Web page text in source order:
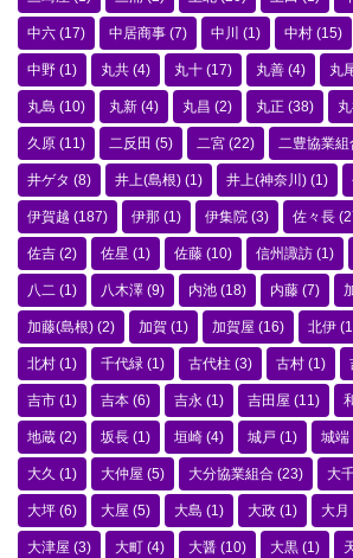
中六 (17) 中居商事 (7) 中川 (1) 中村 (15)
中野 (1) 丸共 (4) 丸十 (17) 丸善 (4) 丸
丸島 (10) 丸新 (4) 丸昌 (2) 丸正 (38)
久原 (11) 二反田 (5) 二宮 (22) 二豊協業組
井ゲタ (8) 井上(島根) (1) 井上(神奈川) (1)
伊賀越 (187) 伊那 (1) 伊集院 (3) 佐々長
佐吉 (2) 佐星 (1) 佐藤 (10) 信州諏訪 (1)
八二 (1) 八木澤 (9) 内池 (18) 内藤 (7)
加藤(島根) (2) 加賀 (1) 加賀屋 (16) 北伊
北村 (1) 千代緑 (1) 古代柱 (3) 古村 (1)
吉市 (1) 吉本 (6) 吉永 (1) 吉田屋 (11)
地蔵 (2) 坂長 (1) 垣崎 (4) 城戸 (1) 城端
大久 (1) 大仲屋 (5) 大分協業組合 (23) 大
大坪 (6) 大屋 (5) 大島 (1) 大政 (1) 大月
大津屋 (3) 大町 (4) 大醤 (10) 大黒 (1)